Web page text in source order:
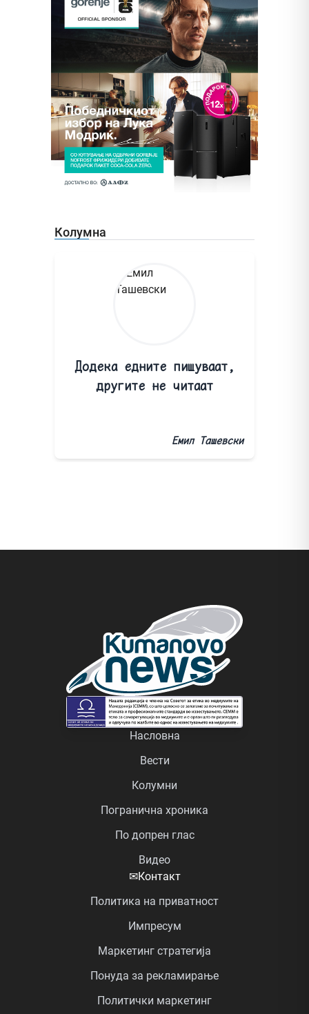
Колумна
Додека едните пишуваат,
другите не читаат
Емил Ташевски
Насловна
Вести
Колумни
Погранична хроника
По допрен глас
Видео
✉Контакт
Политика на приватност
Импресум
Маркетинг стратегија
Понуда за рекламирање
Политички маркетинг